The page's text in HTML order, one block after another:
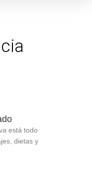
está todo
dietas y